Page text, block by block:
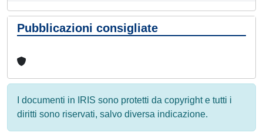
Pubblicazioni consigliate
I documenti in IRIS sono protetti da copyright e tutti i
diritti sono riservati, salvo diversa indicazione.